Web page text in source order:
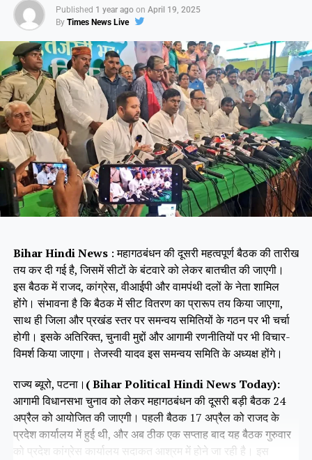
Published 1 year ago on April 19, 2025
By Times News Live
Bihar Hindi News: महागठबंधन की दूसरी महत्वपूर्ण बैठक की तारीख
तय कर दी गई है, जिसमें सीटों के बंटवारे को लेकर बातचीत की जाएगी।
इस बैठक में राजद, कांग्रेस, वीआईपी और वामपंथी दलों के नेता शामिल
होंगे। संभावना है कि बैठक में सीट वितरण का प्रारूप तय किया जाएगा,
साथ ही जिला और प्रखंड स्तर पर समन्वय समितियों के गठन पर भी चर्चा
होगी। इसके अतिरिक्त, चुनावी मुद्दों और आगामी रणनीतियों पर भी विचार-
विमर्श किया जाएगा। तेजस्वी यादव इस समन्वय समिति के अध्यक्ष होंगे।
राज्य ब्यूरो, पटना। ( Bihar Political Hindi News Today):
आगामी विधानसभा चुनाव को लेकर महागठबंधन की दूसरी बड़ी बैठक 24
अप्रैल को आयोजित की जाएगी। पहली बैठक 17 अप्रैल को राजद के
प्रदेश कार्यालय में हुई थी, और अब ठीक एक सप्ताह बाद यह बैठक गुरुवार
को प्रदेश कांग्रेस कार्यालय सदाकत आश्रम में होने जा रही है। इस